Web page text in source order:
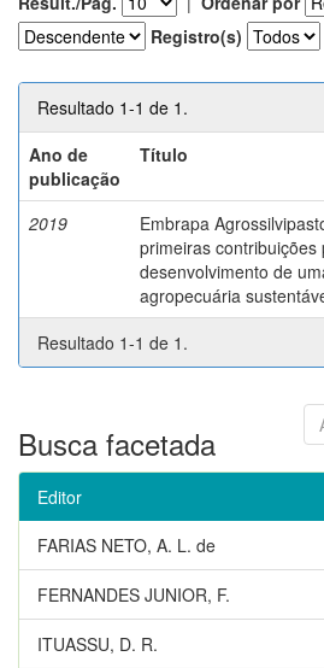
Registro(s)
Resultado 1-1 de 1.
Ano de
publicação
Título
2019
Embrapa
primeiras contribuições
desenvolvimento de
agropecuária
Resultado 1-1 de 1.
Busca facetada
Editor
FARIAS NETO, A. L. de
FERNANDES JUNIOR, F.
ITUASSU, D. R.